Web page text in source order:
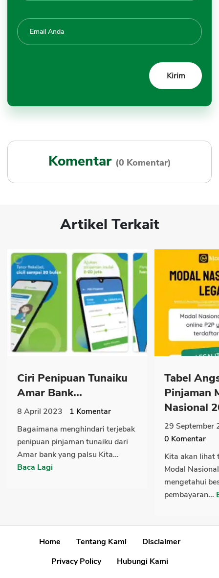
Komentar (0 Komentar)
Artikel Terkait
Ciri Penipuan Tunaiku
Amar Bank...
8 April 2023 1 Komentar
Bagaimana menghindari terjebak
penipuan pinjaman tunaiku dari
Amar bank yang palsu Kita...
Baca Lagi
Tabel
Pinjaman
Nasional
29 September
0 Komentar
Kita akan lihat
Modal
mengetahui
pembayaran...
Home Tentang Kami
Disclaimer
Privacy Policy
Hubungi Kami